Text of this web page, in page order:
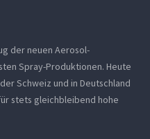
der neuen Aerosol-
Spray-Produktionen. Heute
Schweiz und in Deutschland
stets gleichbleibend hohe